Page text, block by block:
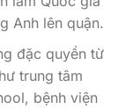
Anh lên quận.
đặc quyền từ
trung tâm
bệnh viện